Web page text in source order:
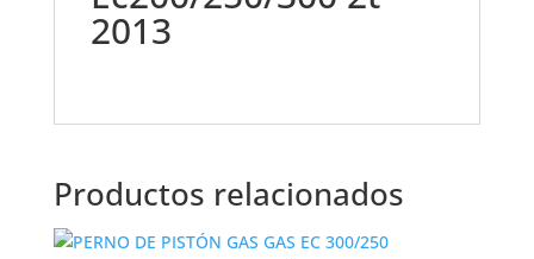
2013
Productos relacionados